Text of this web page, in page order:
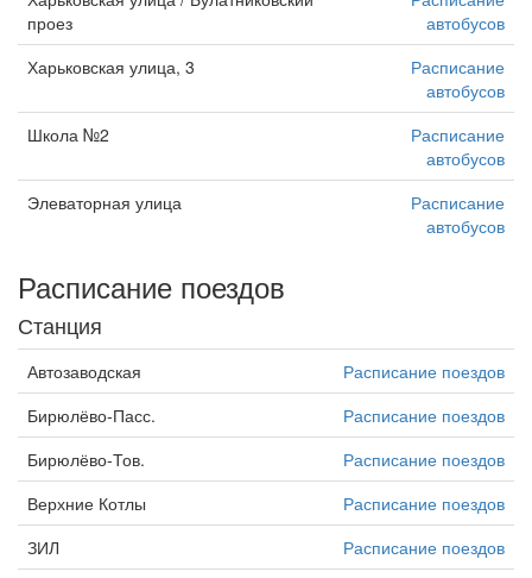
проез
автобусов
Харьковская улица, 3
Расписание
автобусов
Школа №2
Расписание
автобусов
Элеваторная улица
Расписание
автобусов
Расписание поездов
Станция
Автозаводская
Расписание поездов
Бирюлёво-Пасс.
Расписание поездов
Бирюлёво-Тов.
Расписание поездов
Верхние Котлы
Расписание поездов
ЗИЛ
Расписание поездов